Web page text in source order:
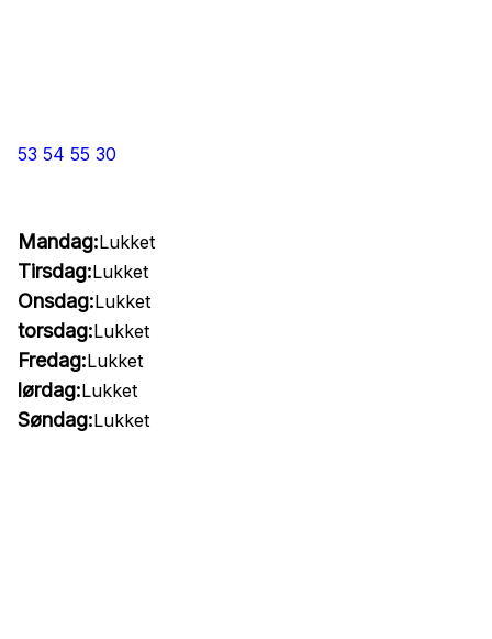
53 54 55 30
Mandag:Lukket
Tirsdag:Lukket
Onsdag:Lukket
torsdag:Lukket
Fredag:Lukket
lørdag:Lukket
Søndag:Lukket